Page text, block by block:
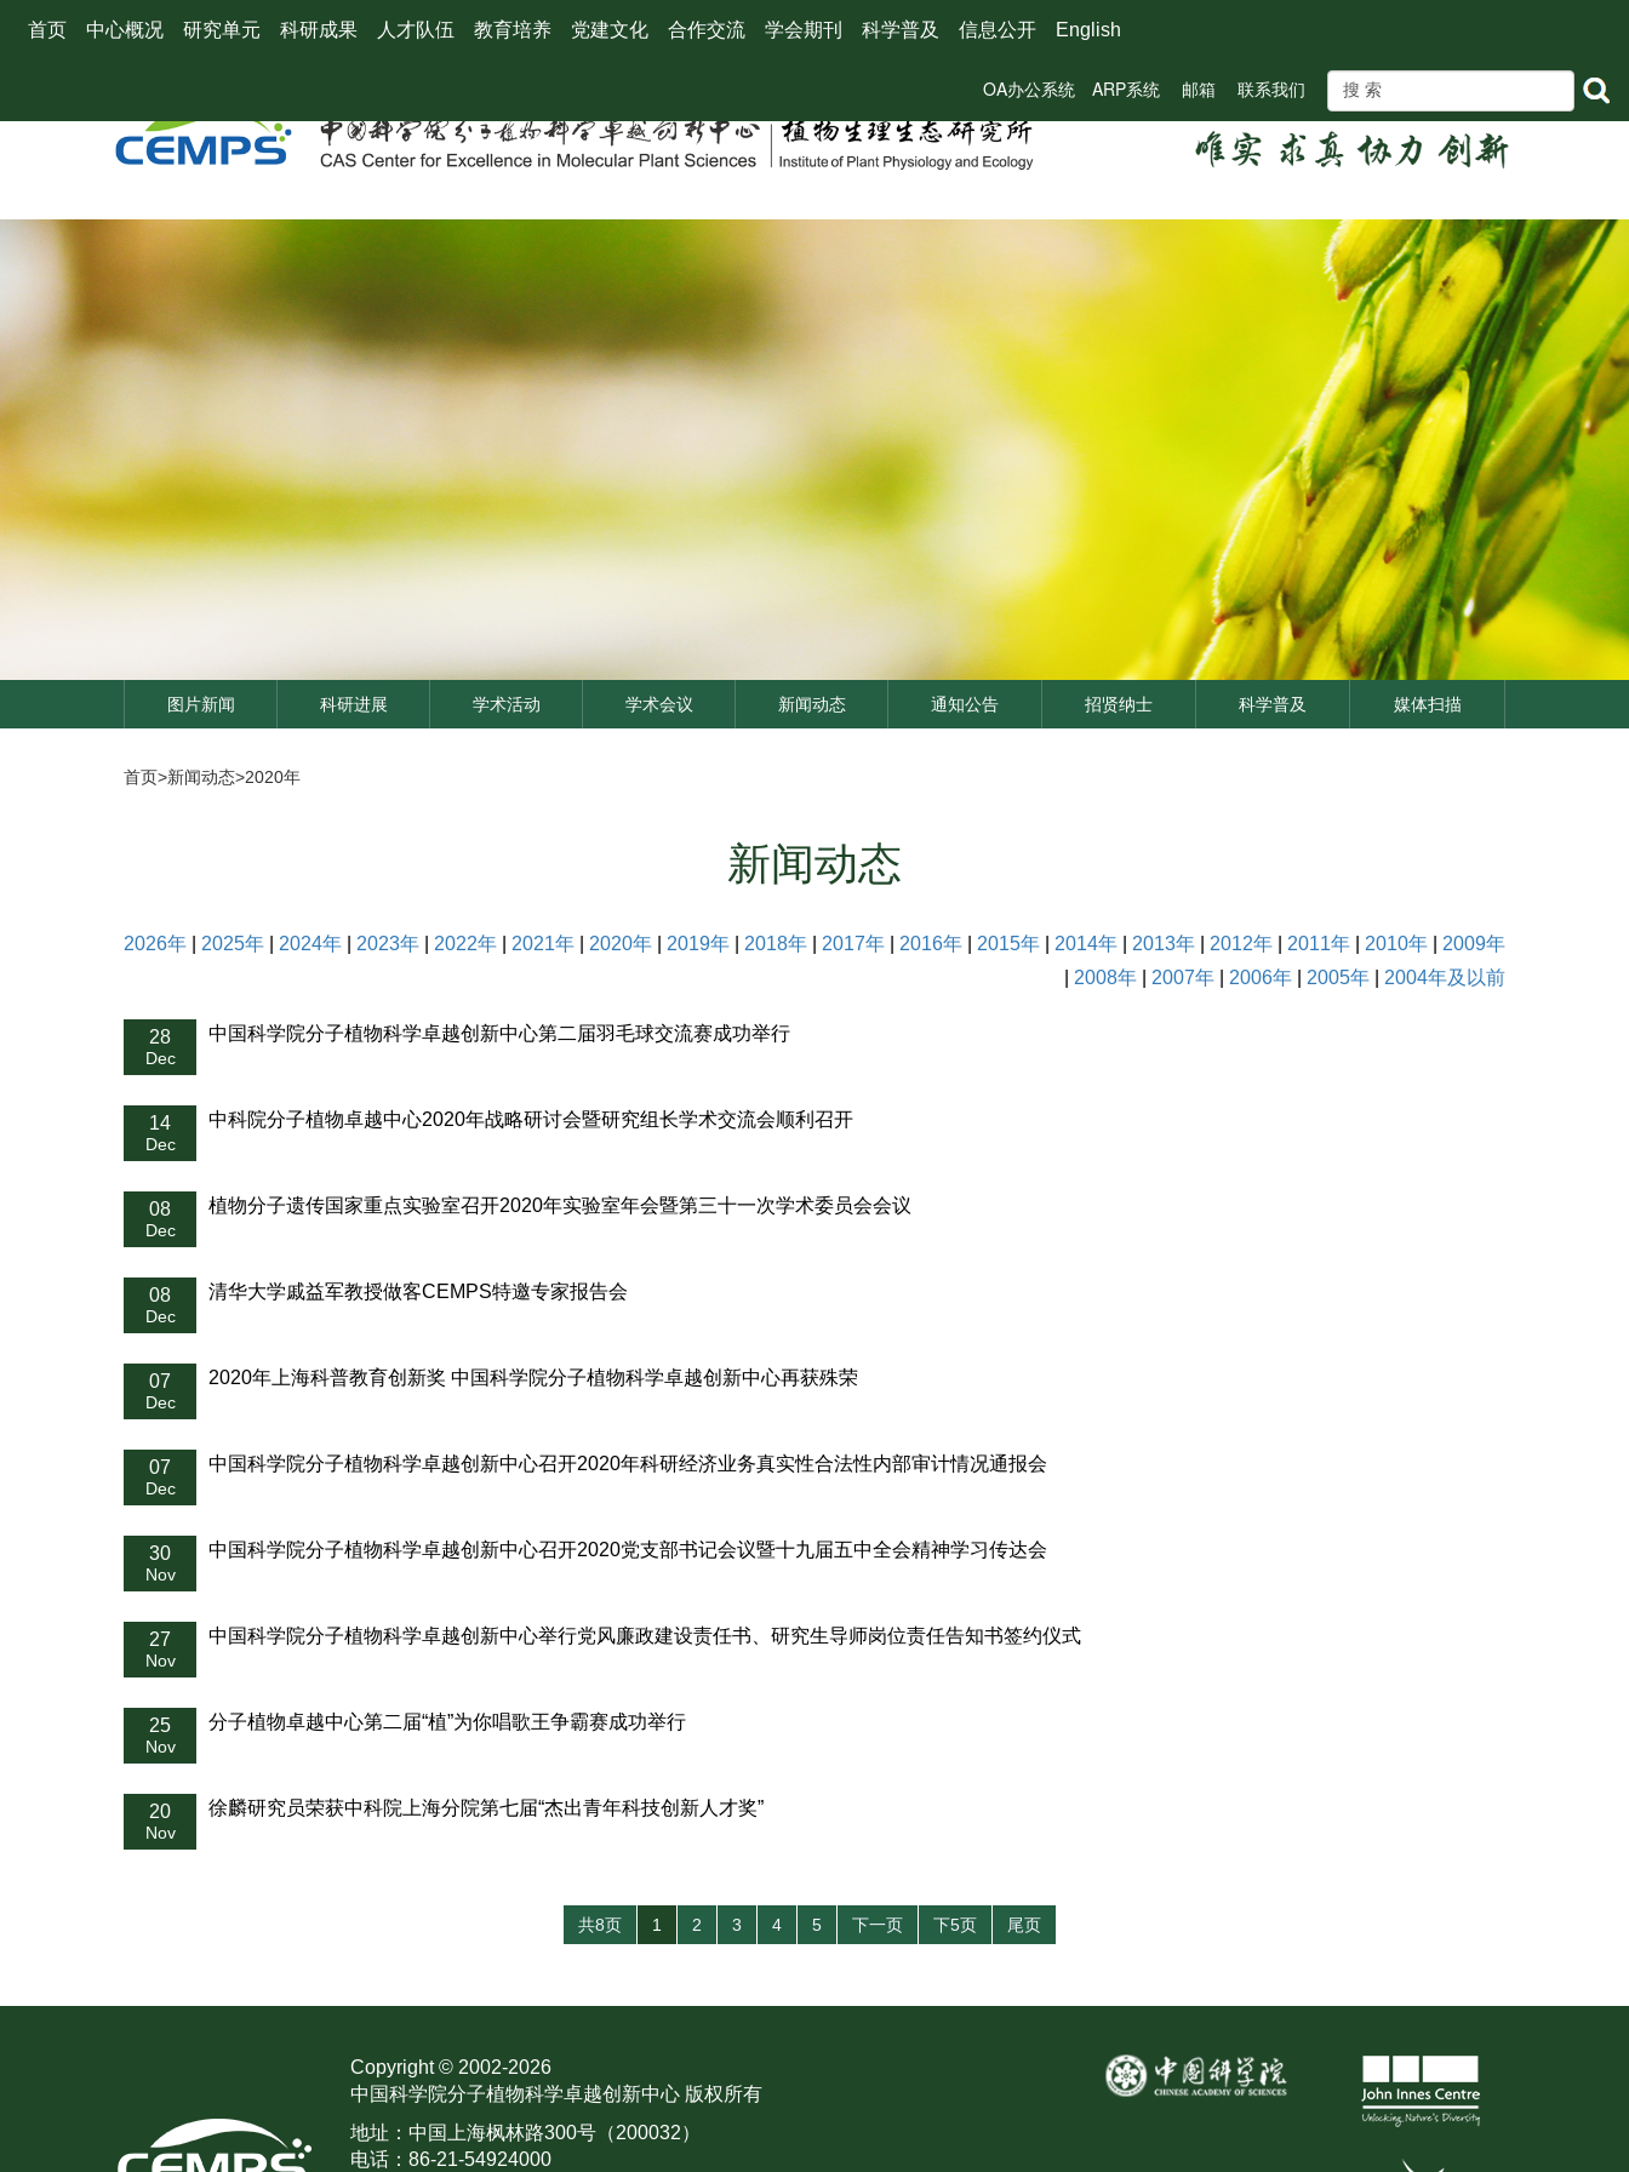
首页 中心概况 研究单元 科研成果 人才队伍 教育培养 党建文化 合作交流 学会期刊 科学普及 信息公开 English
OA办公系统 ARP系统 邮箱 联系我们
图片新闻 科研进展 学术活动 学术会议 新闻动态 通知公告 招贤纳士 科学普及 媒体扫描
首页>新闻动态>2020年
新闻动态
2026年 2025年 2024年 2023年 2022年 2021年 2020年 2019年 2018年 2017年 2016年 2015年 2014年 2013年 2012年 2011年 2010年
2009年
2008年 2007年 2006年 2005年 2004年及以前
28
Dec
中国科学院分子植物科学卓越创新中心第二届羽毛球交流赛成功举行
14
Dec
中科院分子植物卓越中心2020年战略研讨会暨研究组长学术交流会顺利召开
08
Dec
植物分子遗传国家重点实验室召开2020年实验室年会暨第三十一次学术委员会会议
08
Dec
清华大学戚益军教授做客CEMPS特邀专家报告会
07
Dec
2020年上海科普教育创新奖 中国科学院分子植物科学卓越创新中心再获殊荣
07
Dec
中国科学院分子植物科学卓越创新中心召开2020年科研经济业务真实性合法性内部审计情况通报会
30
Nov
中国科学院分子植物科学卓越创新中心召开2020党支部书记会议暨十九届五中全会精神学习传达会
27
Nov
中国科学院分子植物科学卓越创新中心举行党风廉政建设责任书、研究生导师岗位责任告知书签约仪式
25
Nov
分子植物卓越中心第二届“植”为你唱歌王争霸赛成功举行
20
Nov
徐麟研究员荣获中科院上海分院第七届“杰出青年科技创新人才奖”
共8页 1 2 3 4 5 下一页 下5页 尾页
Copyright © 2002-2026
中国科学院分子植物科学卓越创新中心 版权所有
地址：中国上海枫林路300号（200032）
电话：86-21-54924000